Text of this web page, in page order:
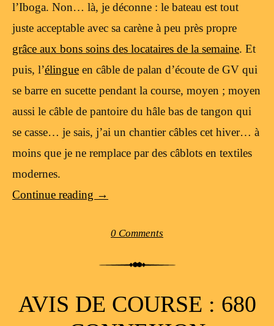
l’Iboga. Non… là, je déconne : le bateau est tout
juste acceptable avec sa carène à peu près propre
grâce aux bons soins des locataires de la semaine. Et
puis, l’élingue en câble de palan d’écoute de GV qui
se barre en sucette pendant la course, moyen ; moyen
aussi le câble de pantoire du hâle bas de tangon qui
se casse… je sais, j’ai un chantier câbles cet hiver… à
moins que je ne remplace par des câblots en textiles
modernes.
Continue reading →
0 Comments
AVIS DE COURSE : 680